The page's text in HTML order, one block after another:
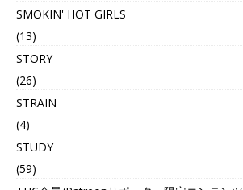
SMOKIN' HOT GIRLS
(13)
STORY
(26)
STRAIN
(4)
STUDY
(59)